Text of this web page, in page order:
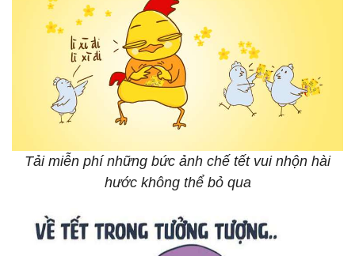
Tải miễn phí những bức ảnh chế tết vui nhộn hài
hước không thể bỏ qua